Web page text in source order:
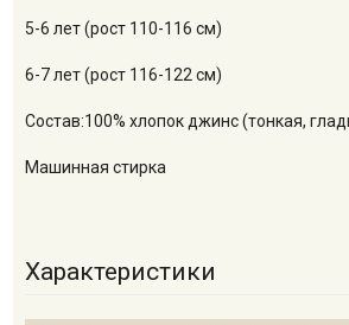
5-6 лет (рост 110-116 см)
6-7 лет (рост 116-122 см)
Состав:100% хлопок джинс (тонкая,
Машинная стирка
Характеристики